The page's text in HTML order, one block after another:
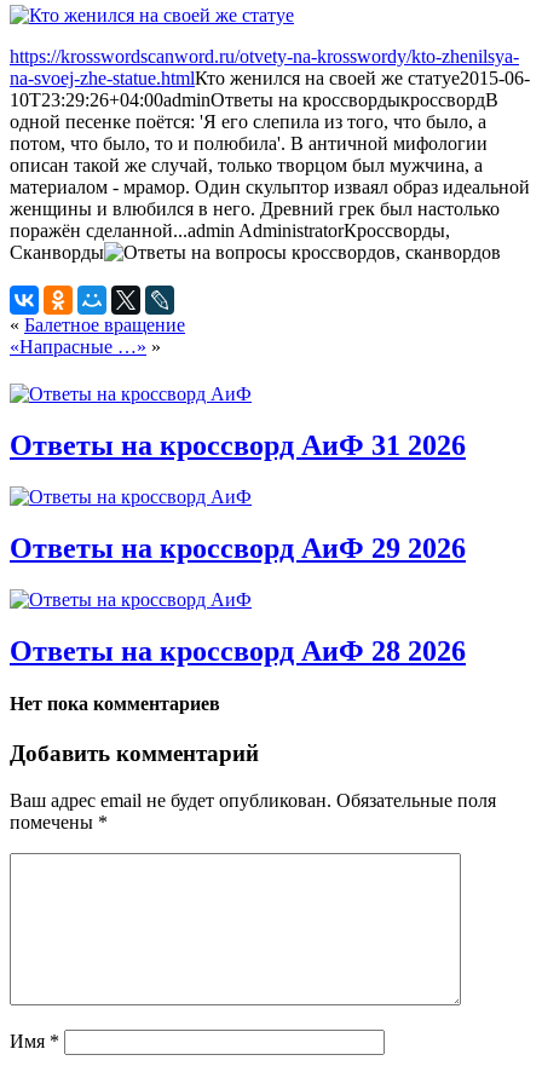
https://krosswordscanword.ru/otvety-na-krosswordy/kto-zhenilsya-
na-svoej-zhe-statue.htmlКто женился на своей же статуе2015-06-
10T23:29:26+04:00adminОтветы на кроссвордыкроссвордВ
одной песенке поётся: 'Я его слепила из того, что было, а
потом, что было, то и полюбила'. В античной мифологии
описан такой же случай, только творцом был мужчина, а
материалом - мрамор. Один скульптор изваял образ идеальной
женщины и влюбился в него. Древний грек был настолько
поражён сделанной...admin AdministratorКроссворды,
Сканворды
« Балетное вращение
«Напрасные …» »
Ответы на кроссворд АиФ 31 2026
Ответы на кроссворд АиФ 29 2026
Ответы на кроссворд АиФ 28 2026
Нет пока комментариев
Добавить комментарий
Ваш адрес email не будет опубликован. Обязательные поля
помечены *
Имя *